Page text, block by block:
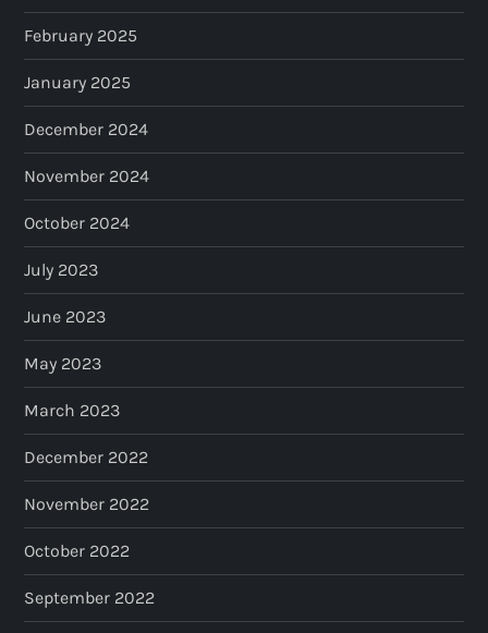
February 2025
January 2025
December 2024
November 2024
October 2024
July 2023
June 2023
May 2023
March 2023
December 2022
November 2022
October 2022
September 2022